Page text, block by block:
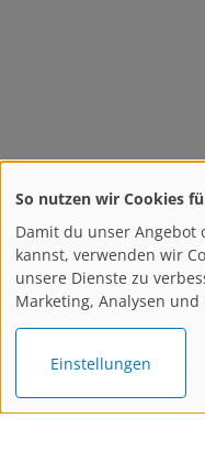
So nutzen wir Cookies
Damit du unser Angebot
kannst, verwenden wir
unsere Dienste zu
Marketing, Analysen
Einstellungen